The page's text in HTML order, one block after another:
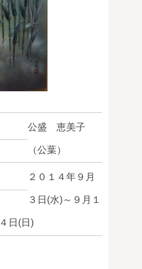
公盛 恵美子
（公葉）
２０１４年９月
３日(水)～９月１
４日(日)